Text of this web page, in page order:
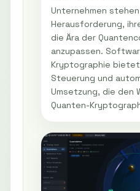
Unternehmen
Herausforderung,
die Ära der
anzupassen.
Kryptographie
Steuerung und
Umsetzung, die den
Quanten-